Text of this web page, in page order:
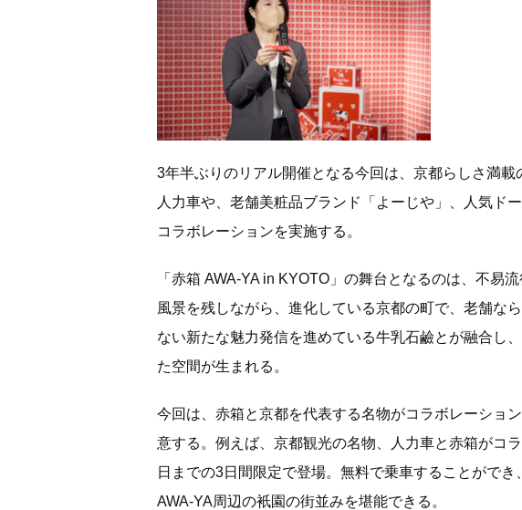
3年半ぶりのリアル開催となる今回は、京都らしさ満
人力車や、老舗美粧品ブランド「よーじや」、人気ド
コラボレーションを実施する。
「⾚箱 AWA-YA in KYOTO」の舞台となるのは、不易
風景を残しながら、進化している京都の町で、老舗な
ない新たな魅力発信を進めている牛乳石鹼とが融合し
た空間が生まれる。
今回は、赤箱と京都を代表する名物がコラボレーショ
意する。例えば、京都観光の名物、人力車と赤箱がコ
日までの3日間限定で登場。無料で乗車することがで
AWA-YA周辺の衹園の街並みを堪能できる。